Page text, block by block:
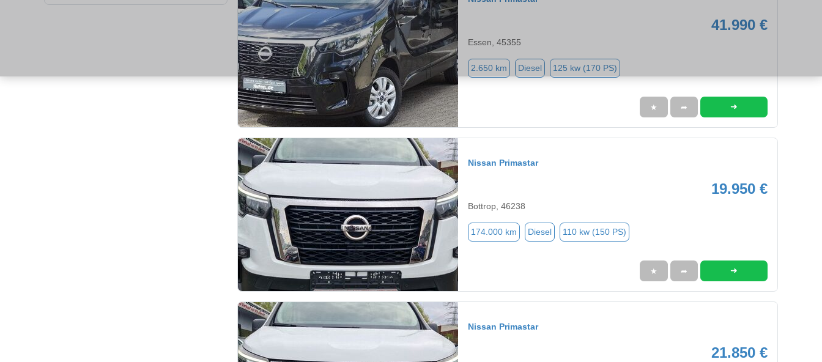
41.990 €
Essen, 45355
2.650 km Diesel 125 kw (170 PS)
★ ➦ ➜
Nissan Primastar
19.950 €
Bottrop, 46238
174.000 km Diesel 110 kw (150 PS)
★ ➦ ➜
Nissan Primastar
21.850 €